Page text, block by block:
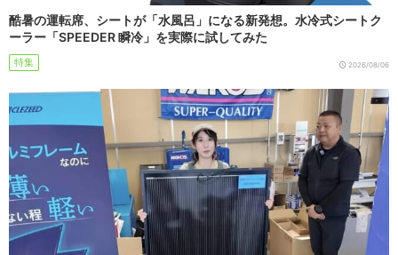
酷暑の運転席、シートが「水風呂」になる新発想。水冷式シートク
ーラー「SPEEDER 瞬冷」を実際に試してみた
特集 2026/08/06